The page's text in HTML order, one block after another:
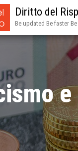
Diritto del
Be updated Be faster